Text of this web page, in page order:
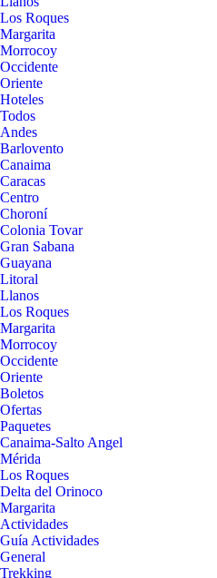
Los Roques
Margarita
Morrocoy
Occidente
Oriente
Hoteles
Todos
Andes
Barlovento
Canaima
Caracas
Centro
Choroní
Colonia Tovar
Gran Sabana
Guayana
Litoral
Llanos
Los Roques
Margarita
Morrocoy
Occidente
Oriente
Boletos
Ofertas
Paquetes
Canaima-Salto Angel
Mérida
Los Roques
Delta del Orinoco
Margarita
Actividades
Guía Actividades
General
Trekking